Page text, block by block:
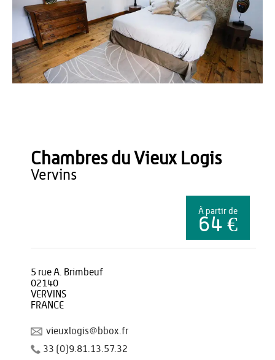
Vieux Logis
Chambres du Vieux Logis
vervins
À partir de
64 €
5 rue A. Brimbeuf
02140
VERVINS
FRANCE
vieuxlogis@bbox.fr
33 (0)9.81.13.57.32